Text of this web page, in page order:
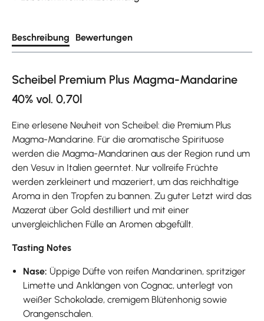
Beschreibung Bewertungen
Scheibel Premium Plus Magma-Mandarine
40% vol. 0,70l
Eine erlesene Neuheit von Scheibel: die Premium Plus
Magma-Mandarine. Für die aromatische Spirituose
werden die Magma-Mandarinen aus der Region rund um
den Vesuv in Italien geerntet. Nur vollreife Früchte
werden zerkleinert und mazeriert, um das reichhaltige
Aroma in den Tropfen zu bannen. Zu guter Letzt wird das
Mazerat über Gold destilliert und mit einer
unvergleichlichen Fülle an Aromen abgefüllt.
Tasting Notes
Nase: Üppige Düfte von reifen Mandarinen, spritziger
Limette und Anklängen von Cognac, unterlegt von
weißer Schokolade, cremigem Blütenhonig sowie
Orangenschalen.